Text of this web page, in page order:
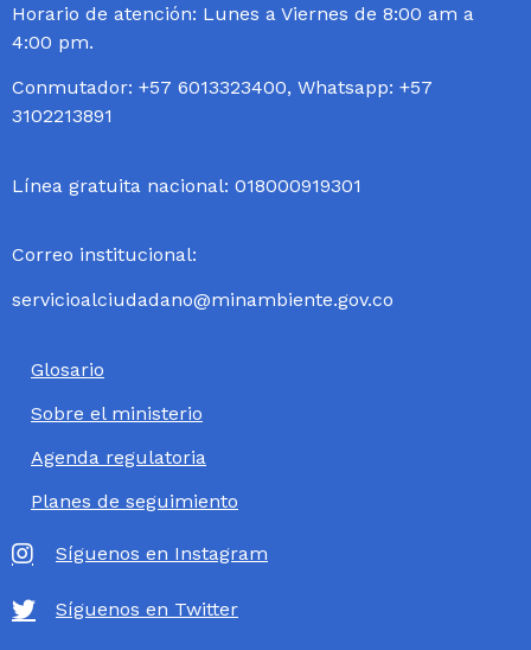
Horario de atención: Lunes a Viernes de 8:00 am a
4:00 pm.
Conmutador: +57 6013323400, Whatsapp: +57
3102213891
Línea gratuita nacional: 018000919301
Correo institucional:
servicioalciudadano@minambiente.gov.co
Glosario
Sobre el ministerio
Agenda regulatoria
Planes de seguimiento
Síguenos en Instagram
Síguenos en Twitter